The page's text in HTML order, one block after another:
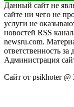
Данный сайт не
сайте ни чего не
услуги не
новостей RSS
newsru.com.
ответственность
Администрация
Сайт от psikhoter @